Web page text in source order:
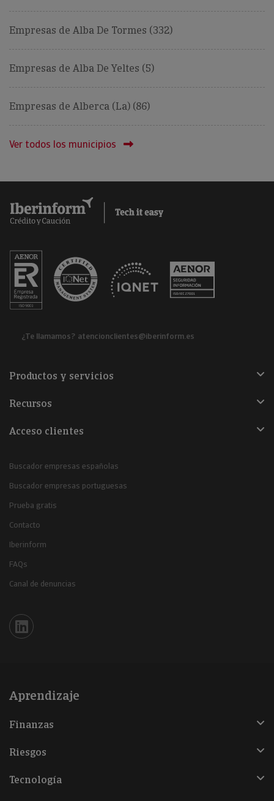
Empresas de Alba De Tormes (332)
Empresas de Alba De Yeltes (5)
Empresas de Alberca (La) (86)
Ver todos los municipios
¿Te llamamos? atencionclientes@iberinform.es
Productos y servicios
Recursos
Acceso clientes
Buscador empresas españolas
Buscador empresas portuguesas
Prueba gratis
Contacto
Iberinform
FAQs
Canal de denuncias
Iberinform en Linkedin
Aprendizaje
Finanzas
Riesgos
Tecnología